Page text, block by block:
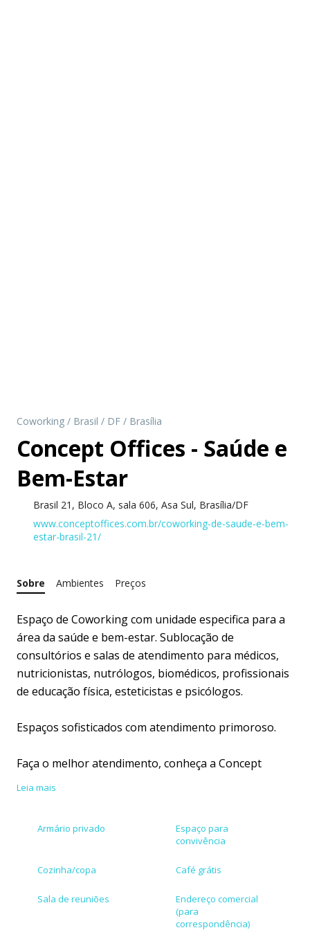
Coworking / Brasil / DF / Brasília
Concept Offices - Saúde e
Bem-Estar
Brasil 21, Bloco A, sala 606, Asa Sul, Brasília/DF
www.conceptoffices.com.br/coworking-de-saude-e-bem-
estar-brasil-21/
Sobre Ambientes Preços
Espaço de Coworking com unidade especifica para a
área da saúde e bem-estar. Sublocação de
consultórios e salas de atendimento para médicos,
nutricionistas, nutrólogos, biomédicos, profissionais
de educação física, esteticistas e psicólogos.
Espaços sofisticados com atendimento primoroso.
Faça o melhor atendimento, conheça a Concept
Offices.
consultório ou vir para a Concept Saúde e Bem-Estar.
Da forma antiga: Contrato de locação com toda a
exigência da locação comum, gastos de instalações,
Leia mais
Armário privado
Espaço para
convivência
Cozinha/copa Café grátis
Sala de reuniões
Endereço comercial
(para
correspondência)